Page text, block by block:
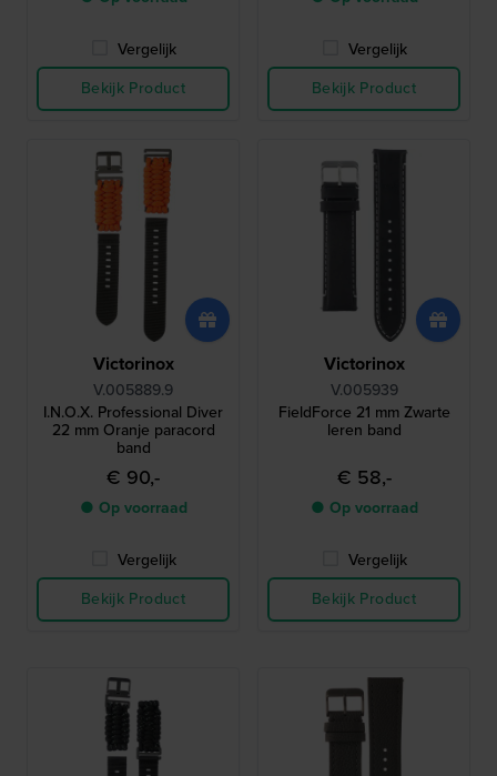
Vergelijk
Bekijk Product
Vergelijk
Bekijk Product
Victorinox
V.005889.9
I.N.O.X. Professional Diver
22 mm Oranje paracord
band
€ 90,-
● Op voorraad
Vergelijk
Bekijk Product
Victorinox
V.005939
FieldForce 21 mm Zwarte
leren band
€ 58,-
● Op voorraad
Vergelijk
Bekijk Product